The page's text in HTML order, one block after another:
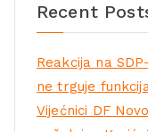
Recent
Reakcija na
ne trguje
Vijećnici DF